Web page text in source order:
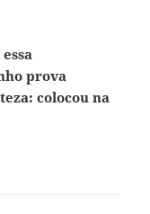
prova
colocou na